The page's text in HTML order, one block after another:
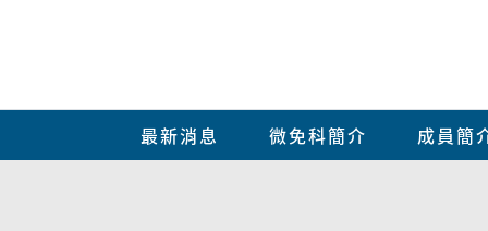
最新消息 微免科簡介 成員簡